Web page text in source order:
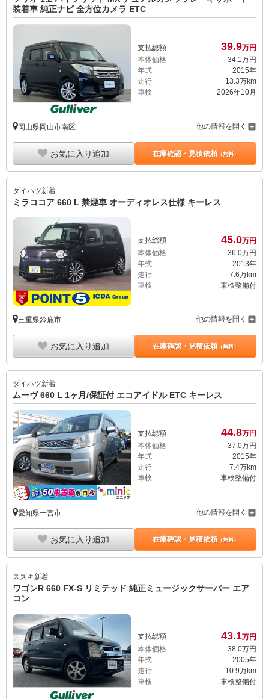
装着車 純正ナビ 全方位カメラ ETC
支払総額 39.9万円
本体価格
34.1万円
年式
2015年
走行
13.3万km
車検
2026年10月
岡山県岡山市南区 他の情報を開く
お気に入り追加 在庫確認・見積依頼（無料）
ダイハツ新着
ミラココア 660 L 禁煙車 オーディオレス仕様 キーレス
支払総額 45.0万円
本体価格
36. 0万円
年式
2013年
走行
7.6万km
車検
車検整備付
三重県鈴鹿市 他の情報を開く
お気に入り追加 在庫確認・見積依頼（無料）
ダイハツ新着
ムーヴ 660 L 1ヶ月/保証付 エコアイドル ETC キーレス
支払総額 44.8万円
本体価格
37.0万円
年式
2015年
走行
7.4万km
車検
車検整備付
愛知県一宮市 他の情報を開く
お気に入り追加 在庫確認・見積依頼（無料）
スズキ新着
ワゴンR 660 FX-S リミテッド 純正ミュージックサーバー エア
コン
支払総額 43.1万円
本体価格
38. 0万円
年式
2005年
走行
10.9万km
車検
車検整備付